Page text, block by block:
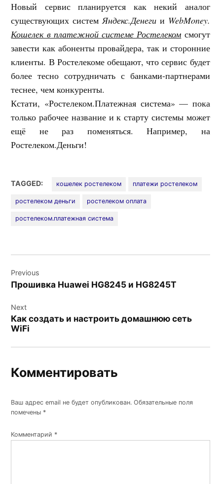
Новый сервис планируется как некий аналог
существующих системЯндекс.Денегии WebMoney.
Кошелек в платежной системе Ростелеком смогут
завести как абоненты провайдера, так и сторонние
клиенты. В Ростелекоме обещают, что сервис будет
более тесно сотрудничать с банками-партнерами
теснее, чем конкуренты.
Кстати, «Ростелеком.Платежная система» — пока
только рабочее название и к старту системы может
ещё не раз поменяться. Например, на
Ростелеком.Деньги!
TAGGED: кошелек ростелеком платежи ростелеком
ростелеком деньги ростелеком оплата
ростелеком.платежная система
по
записям
Previous
Прошивка Huawei HG8245 и HG8245T
Next
Как создать и настроить домашнюю сеть
WiFi
Комментировать
Ваш адрес email не будет опубликован. Обязательные поля
помечены *
Комментарий *